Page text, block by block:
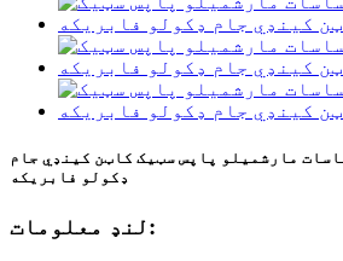
مارشمیلو پاپس سټیک کاټن کینډي جام
ډکولو فابریکه
لنډ معلومات: